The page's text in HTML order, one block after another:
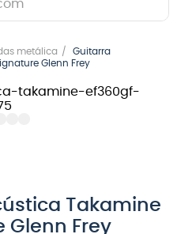
metálica
Guitarra
Glenn Frey
Takamine
Glenn Frey